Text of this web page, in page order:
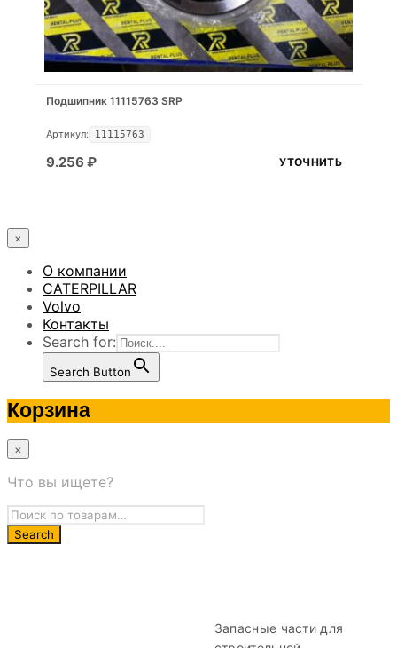
Подшипник 11115763 SRP
Артикул: 11115763
9.256 ₽ УТОЧНИТЬ
×
О компании
CATERPILLAR
Volvo
Контакты
Search for:
Search Button
Корзина
×
Что вы ищете?
Запасные части для